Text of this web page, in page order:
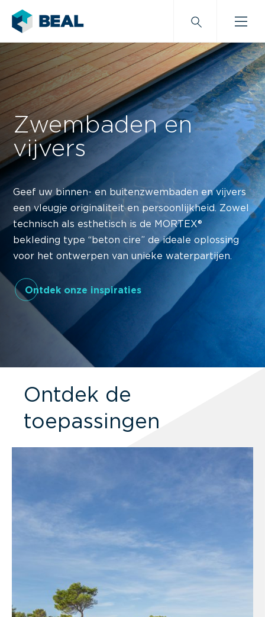
Zwembaden en
vijvers
Geef uw binnen- en buitenzwembaden en vijvers
een vleugje originaliteit en persoonlijkheid. Zowel
technisch als esthetisch is de MORTEX®
bekleding type “beton cire”de ideale oplossing
voor het ontwerpen van unieke waterpartijen.
Ontdek onze inspiraties
Ontdek de
toepassingen